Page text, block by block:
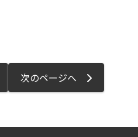
次のページへ